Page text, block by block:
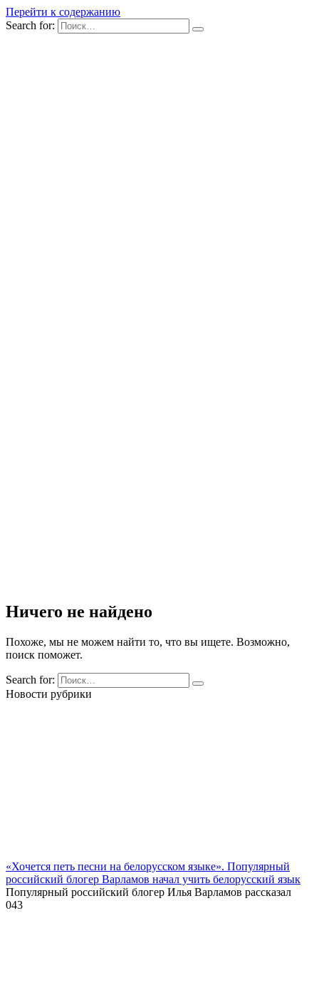
Перейти к содержанию
Search for:
Ничего не найдено
Похоже, мы не можем найти то, что вы ищете. Возможно,
поиск поможет.
Search for:
Новости рубрики
«Хочется петь песни на белорусском языке». Популярный
российский блогер Варламов начал учить белорусский язык
Популярный российский блогер Илья Варламов рассказал
043